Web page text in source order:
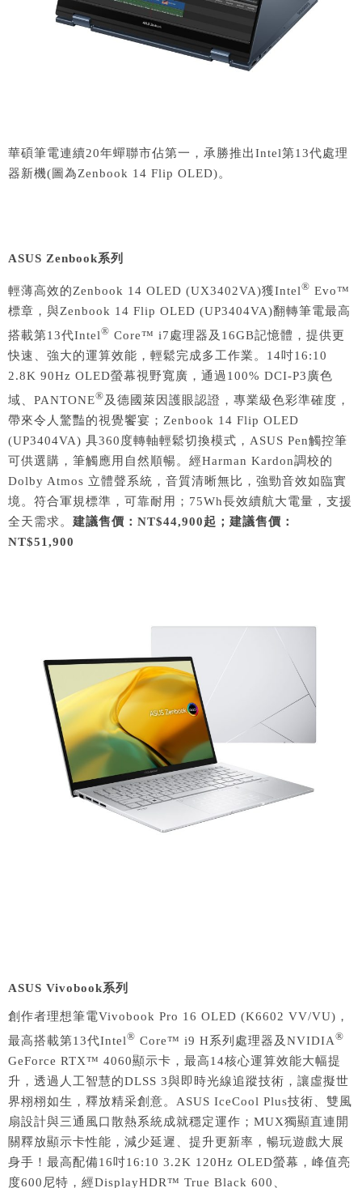
華碩筆電連續20年蟬聯市佔第一，承勝推出Intel第13代處理
器新機(圖為Zenbook 14 Flip OLED)。
ASUS Zenbook系列
輕薄高效的Zenbook 14 OLED (UX3402VA)獲Intel® Evo™
標章，與Zenbook 14 Flip OLED (UP3404VA)翻轉筆電最高
搭載第13代Intel® Core™ i7處理器及16GB記憶體，提供更
快速、強大的運算效能，輕鬆完成多工作業。14吋16:10
2.8K 90Hz OLED螢幕視野寬廣，通過100% DCI-P3廣色
域、PANTONE®及德國萊因護眼認證，專業級色彩準確度，
帶來令人驚豔的視覺饗宴；Zenbook 14 Flip OLED
(UP3404VA) 具360度轉軸輕鬆切換模式，ASUS Pen觸控筆
可供選購，筆觸應用自然順暢。經Harman Kardon調校的
Dolby Atmos 立體聲系統，音質清晰無比，強勁音效如臨實
境。符合軍規標準，可靠耐用；75Wh長效續航大電量，支援
全天需求。 建議售價：NT$44,900起 ；建議售價：
NT$51,900
ASUS Vivobook系列
創作者理想筆電Vivobook Pro 16 OLED (K6602 VV/VU)，
最高搭載第13代Intel® Core™ i9 H系列處理器及NVIDIA®
GeForce RTX™ 4060顯示卡，最高14核心運算效能大幅提
升，透過人工智慧的DLSS 3與即時光線追蹤技術，讓虛擬世
界栩栩如生，釋放精采創意。ASUS IceCool Plus技術、雙風
扇設計與三通風口散熱系統成就穩定運作；MUX獨顯直連開
關釋放顯示卡性能，減少延遲、提升更新率，暢玩遊戲大展
身手！最高配備16吋16:10 3.2K 120Hz OLED螢幕，峰值亮
度600尼特，經DisplayHDR™ True Black 600、